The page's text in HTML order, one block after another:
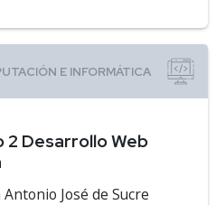
2 Desarrollo Web
José de Sucre